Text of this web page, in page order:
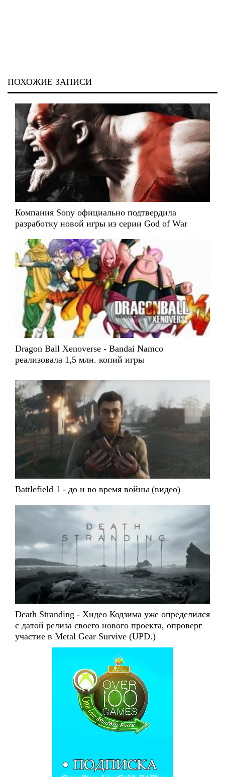
ПОХОЖИЕ ЗАПИСИ
Компания Sony официально подтвердила
разработку новой игры из серии God of War
Dragon Ball Xenoverse - Bandai Namco
реализовала 1,5 млн. копий игры
Battlefield 1 - до и во время войны (видео)
Death Stranding - Хидео Кодзима уже определился
с датой релиза своего нового проекта, опроверг
участие в Metal Gear Survive (UPD.)